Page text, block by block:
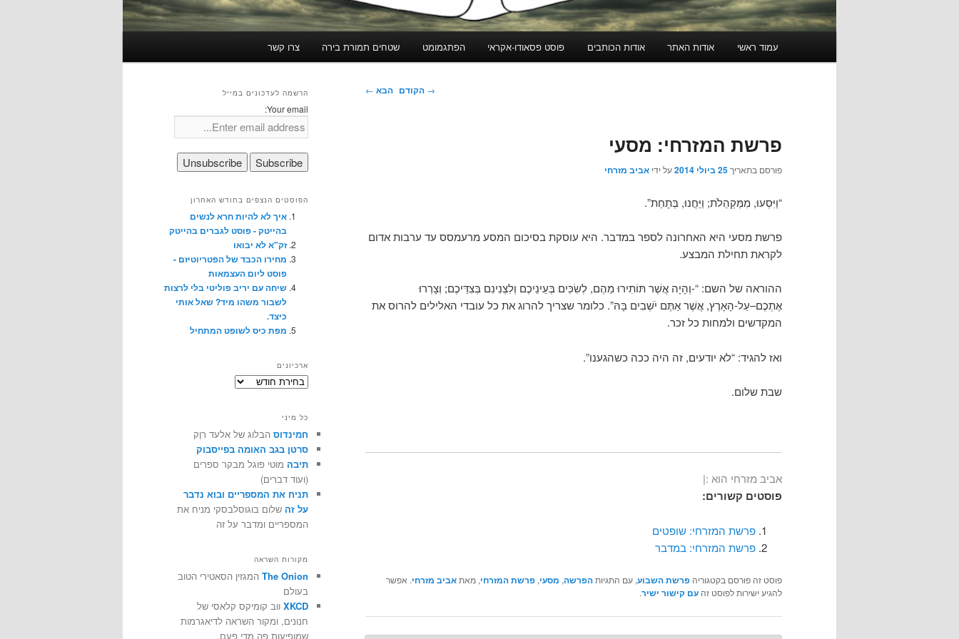
עמוד ראשי אודות האתר אודות הכותבים פוסט פסאודו-אקראי הפתגמומט שטחים תמורת בירה צרו קשר
ניווט
→ הקודם הבא ←
פרשת המזרחי: מסעי
פורסם בתאריך25 ביולי 2014 על ידי אביב מזרחי
“וַיִּסְעוּ, מִמַּקְהֵלֹת; וַיַּחֲנוּ, בְּתָחַת”.
פרשת מסעי היא האחרונה לספר במדבר. היא עוסקת בסיכום המסע מרעמסס עד ערבות אדום
לקראת תחילת המבצע.
ההוראה של השם: “-וְהָיָה אֲשֶׁר תּוֹתִירוּ מֵהֶם, לְשִׂכִּים בְּעֵינֵיכֶם וְלִצְנִינִם בְּצִדֵּיכֶם; וְצָרְרוּ
אֶתְכֶם–עַל-הָאָרֶץ, אֲשֶׁר אַתֶּם יֹשְׁבִים בָּהּ”. כלומר שצריך להרוג את כל עובדי האלילים להרוס את
המקדשים ולמחות כל זכר.
ואז להגיד: “לא יודעים, זה היה ככה כשהגענו”.
שבת שלום.
אביב מזרחי הוא :|
פוסטים קשורים:
פרשת המזרחי: שופטים
פרשת המזרחי: במדבר
פוסט זה פורסם בקטגוריה פרשת השבוע, עם התגיותהפרשה, מסעי, פרשת המזרחי, מאתאביב מזרחי. אפשר
להגיע ישירות לפוסט זה עם קישור ישיר.
הרשמה לעדכונים במייל
Your email:
הפוסטים הנצפים בחודש האחרון
איך לא להיות חרא לנשים
בהייטק - פוסט לגברים בהייטק
זק"א לא יבואו
מחירו הכבד של הפטריוטיזם -
פוסט ליום העצמאות
שיחה עם יריב פוליטי בלי לרצות
לשבור משהו מיד? שאל אותי
כיצד.
מפת כיס לשופט המתחיל
ארכיונים
ארכיונים
כל מיני
חמינדוס הבלוג של אלעד רוֶק
סרטן בגב האומה בפייסבוק
תיבה מוטי פוגל מבקר ספרים
(ועוד דברים)
תניח את המספריים ובוא נדבר
על זה שלום בוגוסלבסקי מניח את
המספריים ומדבר על זה
מקורות השראה
The Onion המגזין הסאטירי הטוב
בעולם
XKCD ווב קומיקס קלאסי של
חנונים, ומקור השראה לדיאגרמות
שמופיעות פה מדי פעם.